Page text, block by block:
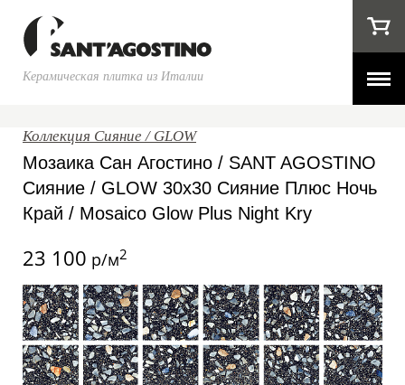
Керамическая плитка из Италии
Коллекция Сияние / GLOW
Мозаика Сан Агостино / SANT AGOSTINO
Сияние / GLOW 30x30 Сияние Плюс Ночь
Край / Mosaico Glow Plus Night Kry
23 100 р/м2